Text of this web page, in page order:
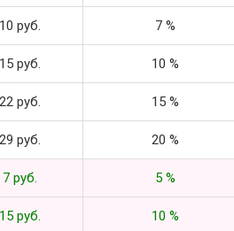
10 руб. 7 %
15 руб. 10 %
22 руб. 15 %
29 руб. 20 %
7 руб. 5 %
15 руб. 10 %